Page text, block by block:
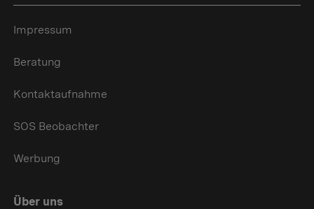
Impressum
Beratung
Kontaktaufnahme
SOS Beobachter
Werbung
Über uns